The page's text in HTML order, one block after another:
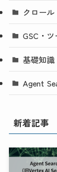
クロール
GSC・
基礎知識
Agent
新着記事